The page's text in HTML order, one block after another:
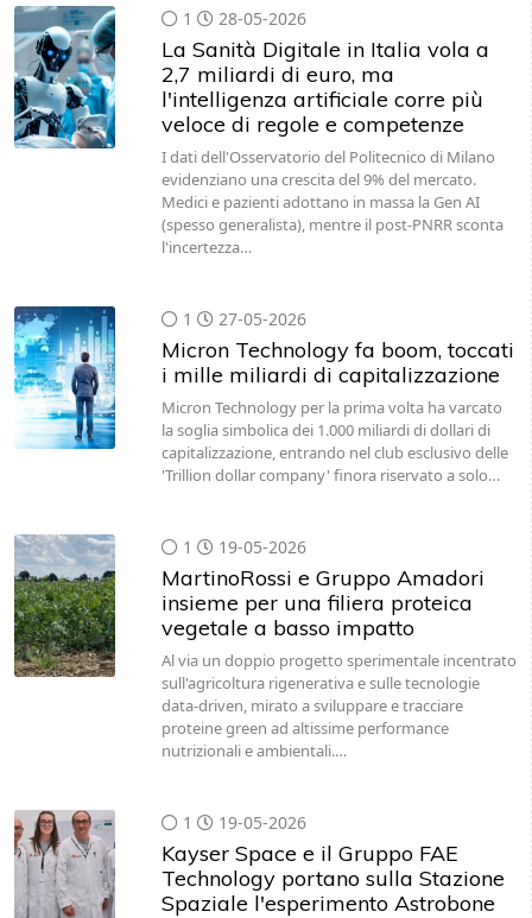
1 28-05-2026
La Sanità Digitale in Italia vola a
2,7 miliardi di euro, ma
l'intelligenza artificiale corre più
veloce di regole e competenze
I dati dell'Osservatorio del Politecnico di Milano
evidenziano una crescita del 9% del mercato.
Medici e pazienti adottano in massa la Gen AI
(spesso generalista), mentre il post-PNRR sconta
l'incertezza…
1 27-05-2026
Micron Technology fa boom, toccati
i mille miliardi di capitalizzazione
Micron Technology per la prima volta ha varcato
la soglia simbolica dei 1.000 miliardi di dollari di
capitalizzazione, entrando nel club esclusivo delle
'Trillion dollar company' finora riservato a solo…
1 19-05-2026
MartinoRossi e Gruppo Amadori
insieme per una filiera proteica
vegetale a basso impatto
Al via un doppio progetto sperimentale incentrato
sull'agricoltura rigenerativa e sulle tecnologie
data-driven, mirato a sviluppare e tracciare
proteine green ad altissime performance
nutrizionali e ambientali.…
1 19-05-2026
Kayser Space e il Gruppo FAE
Technology portano sulla Stazione
Spaziale l'esperimento Astrobone